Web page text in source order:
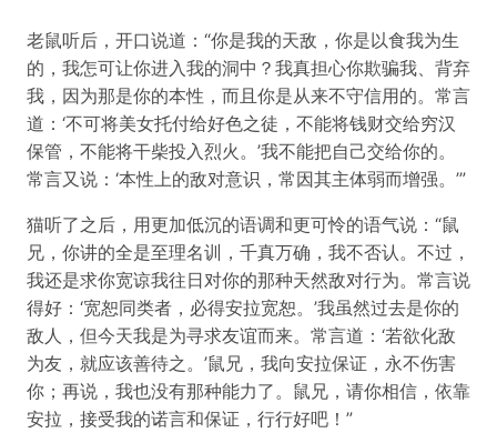
老鼠听后，开口说道：“你是我的天敌，你是以食我为生
的，我怎可让你进入我的洞中？我真担心你欺骗我、背弃
我，因为那是你的本性，而且你是从来不守信用的。常言
道：‘不可将美女托付给好色之徒，不能将钱财交给穷汉
保管，不能将干柴投入烈火。’我不能把自己交给你的。
常言又说：‘本性上的敌对意识，常因其主体弱而增强。’”
猫听了之后，用更加低沉的语调和更可怜的语气说：“鼠
兄，你讲的全是至理名训，千真万确，我不否认。不过，
我还是求你宽谅我往日对你的那种天然敌对行为。常言说
得好：‘宽恕同类者，必得安拉宽恕。’我虽然过去是你的
敌人，但今天我是为寻求友谊而来。常言道：‘若欲化敌
为友，就应该善待之。’鼠兄，我向安拉保证，永不伤害
你；再说，我也没有那种能力了。鼠兄，请你相信，依靠
安拉，接受我的诺言和保证，行行好吧！”